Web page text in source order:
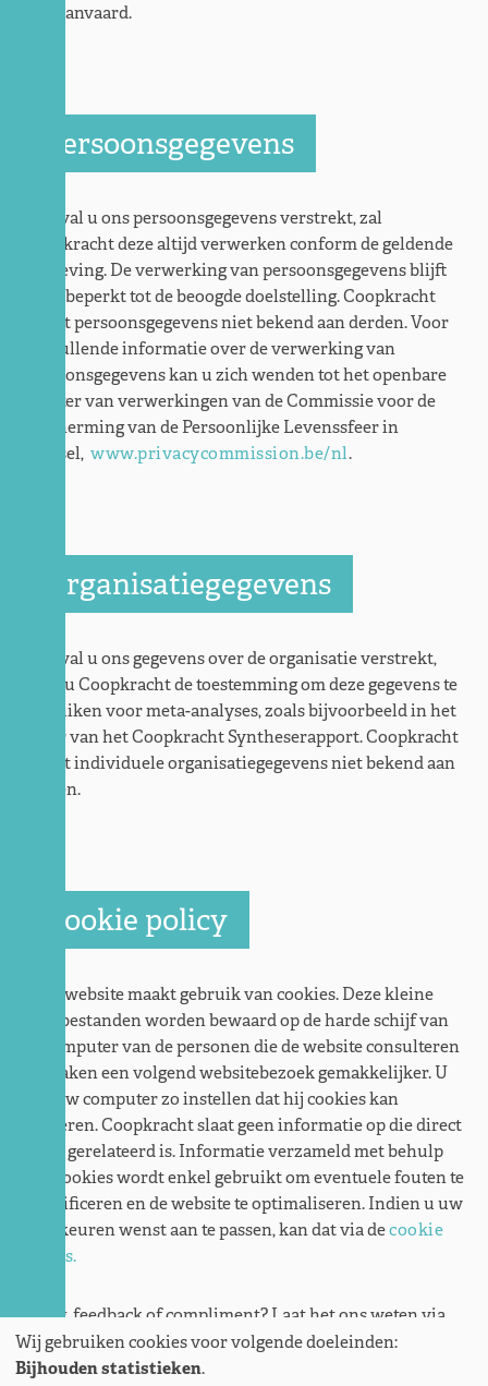
niet aanvaard.
Persoonsgegevens
In geval u ons persoonsgegevens verstrekt, zal
Coopkracht deze altijd verwerken conform de geldende
wetgeving. De verwerking van persoonsgegevens blijft
altijd beperkt tot de beoogde doelstelling. Coopkracht
maakt persoonsgegevens niet bekend aan derden. Voor
aanvullende informatie over de verwerking van
persoonsgegevens kan u zich wenden tot het openbare
register van verwerkingen van de Commissie voor de
Bescherming van de Persoonlijke Levenssfeer in
Brussel, www.privacycommission.be/nl.
Organisatiegegevens
In geval u ons gegevens over de organisatie verstrekt,
geeft u Coopkracht de toestemming om deze gegevens te
gebruiken voor meta-analyses, zoals bijvoorbeeld in het
kader van het Coopkracht Syntheserapport. Coopkracht
maakt individuele organisatiegegevens niet bekend aan
derden.
Cookie policy
Deze website maakt gebruik van cookies. Deze kleine
tekstbestanden worden bewaard op de harde schijf van
de computer van de personen die de website consulteren
en maken een volgend websitebezoek gemakkelijker. U
kan uw computer zo instellen dat hij cookies kan
weigeren. Coopkracht slaat geen informatie op die direct
aan u gerelateerd is. Informatie verzameld met behulp
van cookies wordt enkel gebruikt om eventuele fouten te
identificeren en de website te optimaliseren. Indien u uw
voorkeuren wenst aan te passen, kan dat via decookie
opties.
Vraag, feedback of compliment? Laat het ons weten via
info@coopkracht.org.
Wij gebruiken cookies voor volgende doeleinden:
Bijhouden statistieken.